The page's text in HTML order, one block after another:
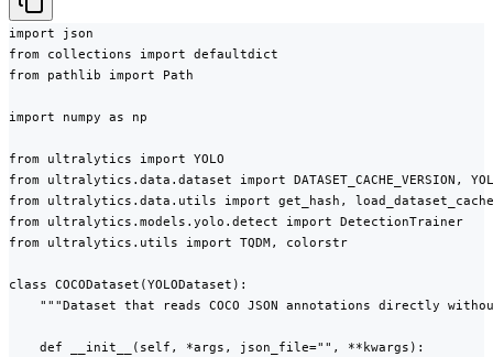
import json
from collections import defaultdict
from pathlib import Path
import numpy as np
from ultralytics import YOLO
from ultralytics.data.dataset import DATASET_CACHE_VERSION,
from ultralytics.data.utils import get_hash,
from ultralytics.models.yolo.detect import DetectionTrainer
from ultralytics.utils import TQDM, colorstr
class COCODataset(YOLODataset):
"""Dataset that reads COCO JSON annotations directly
    def __init__(self, *args, json_file="", **kwargs):